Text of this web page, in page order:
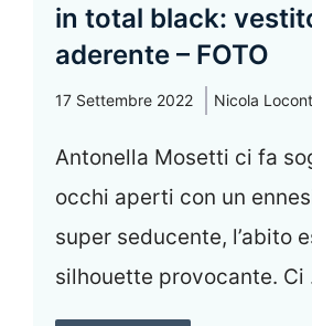
in total black:
aderente – FOTO
17 Settembre 2022 Nicola
Antonella Mosetti ci fa
occhi aperti con un
super seducente, l’abito
silhouette provocante. Ci